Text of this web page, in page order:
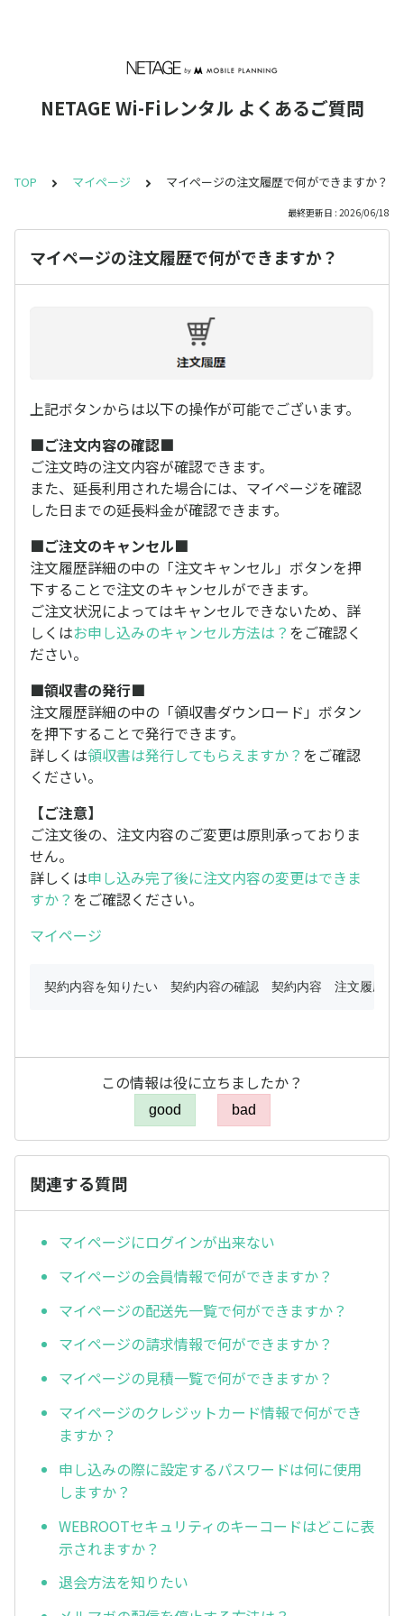
NETAGE Wi-Fiレンタル よくあるご質問
TOP マイページ マイページの注文履歴で何ができますか？
最終更新日 : 2026/06/18
マイページの注文履歴で何ができますか？
上記ボタンからは以下の操作が可能でございます。
■ご注文内容の確認■
ご注文時の注文内容が確認できます。
また、延長利用された場合には、マイページを確認
した日までの延長料金が確認できます。
■ご注文のキャンセル■
注文履歴詳細の中の「注文キャンセル」ボタンを押
下することで注文のキャンセルができます。
ご注文状況によってはキャンセルできないため、詳
しくはお申し込みのキャンセル方法は？ をご確認く
ださい。
■領収書の発行■
注文履歴詳細の中の「領収書ダウンロード」ボタン
を押下することで発行できます。
詳しくは領収書は発行してもらえますか？ をご確認
ください。
【ご注意】
ご注文後の、注文内容のご変更は原則承っておりま
せん。
詳しくは申し込み完了後に注文内容の変更はできま
すか？ をご確認ください。
マイページ
この情報は役に立ちましたか？
good bad
関連する質問
マイページにログインが出来ない
マイページの会員情報で何ができますか？
マイページの配送先一覧で何ができますか？
マイページの請求情報で何ができますか？
マイページの見積一覧で何ができますか？
マイページのクレジットカード情報で何ができ
ますか？
申し込みの際に設定するパスワードは何に使用
しますか？
WEBROOTセキュリティのキーコードはどこに表
示されますか？
退会方法を知りたい